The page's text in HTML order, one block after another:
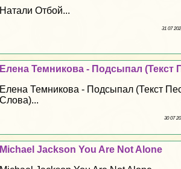
Натали Отбой...
31 07
Елена Темникова - Подсыпал (Текст
Елена Темникова - Подсыпал (Текст
Слова)...
30 07
Michael Jackson You Are Not Alone